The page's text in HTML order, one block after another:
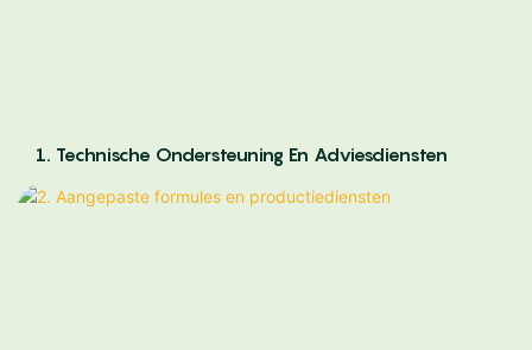
1. Technische Ondersteuning En Adviesdiensten